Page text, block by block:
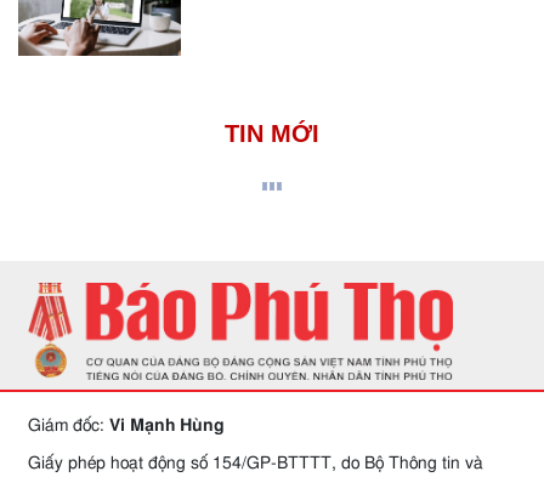
TIN MỚI
Giám đốc: Vi Mạnh Hùng
Giấy phép hoạt động số 154/GP-BTTTT, do Bộ Thông tin và